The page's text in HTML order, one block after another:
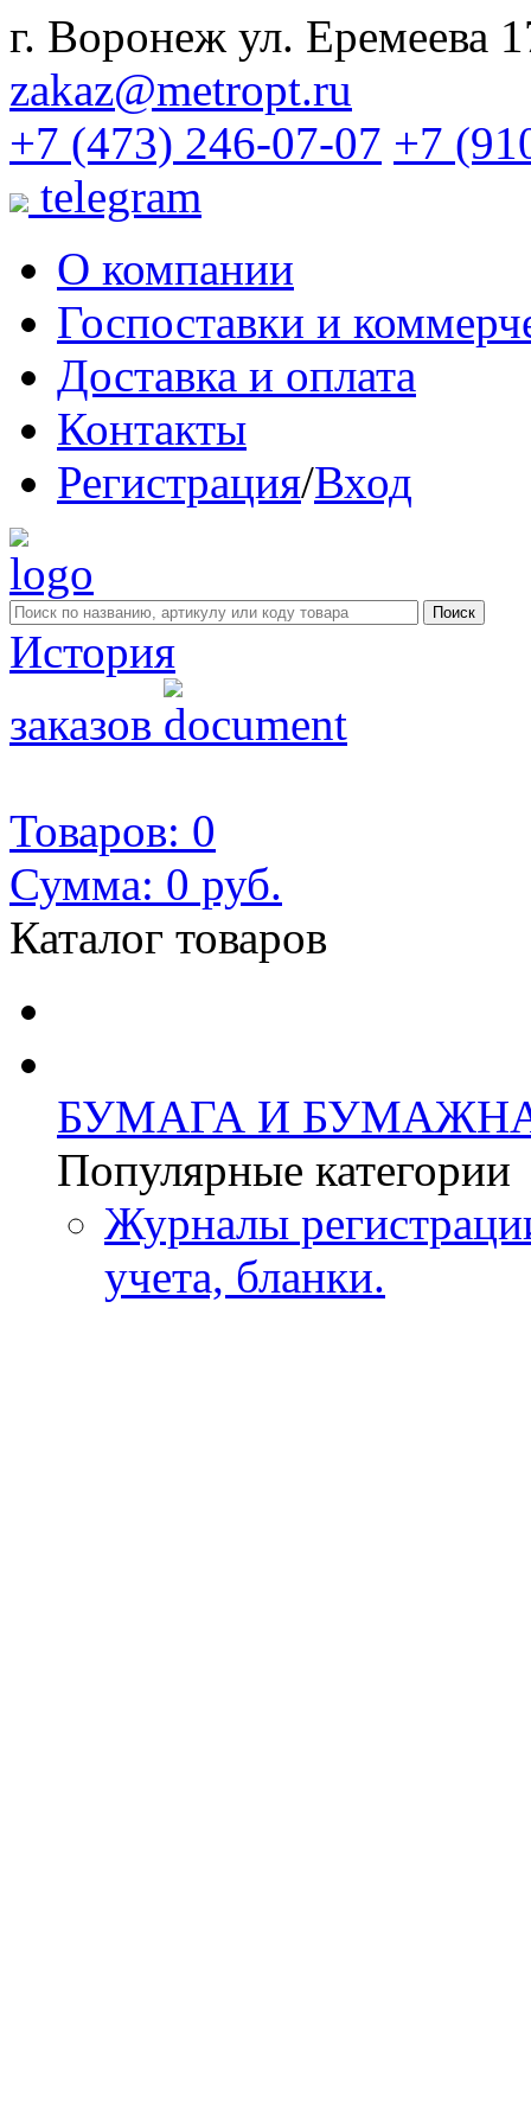
г. Воронеж ул. Еремеева
zakaz@metropt.ru
+7 (473) 246-07-07 +7
telegram
О компании
Госпоставки и
Доставка и оплата
Контакты
Регистрация/Вход
История
заказов
Товаров: 0
Сумма: 0 руб.
Каталог товаров
БУМАГА И
Популярные категории
Журналы
учета, бланки.